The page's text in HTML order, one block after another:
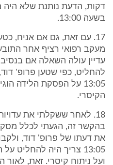
דקות, הדעת נותנת שלא היה
בשעה 13:00.
17. עם זאת, גם אם אניח,
מעקב רפואי רציף אחר
עדיין עולה השאלה אם
13:05 על הפסקת הלידה
הקיסרי.
18. לאחר ששקלתי את
בהקשר זה, הגעתי לכלל
13:05 צריך היה להחליט
ועל ניתוח קיסרי. זאת, לאור